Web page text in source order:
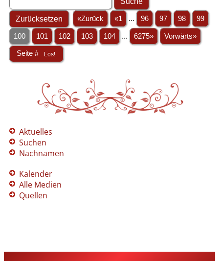
«Zurück «1 ... 96 97 98 99
100 101 102 103 104 ... 6275» Vorwärts»
Aktuelles
Suchen
Nachnamen
Kalender
Alle Medien
Quellen